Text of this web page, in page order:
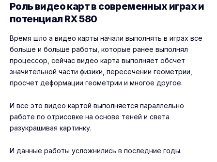
Роль видео карт в современных играх и
потенциал RX 580
Время шло а видео карты начали выполнять в играх все
больше и больше работы, которые ранее выполнял
процессор, сейчас видео карта выполняет обсчет
значительной части физики, пересечении геометрии,
просчет деформации геометрии и многое другое.
И все это видео картой выполняется параллельно
работе по отрисовке на основе теней и света
разукрашивая картинку.
И данные работы усложнились в последние годы.